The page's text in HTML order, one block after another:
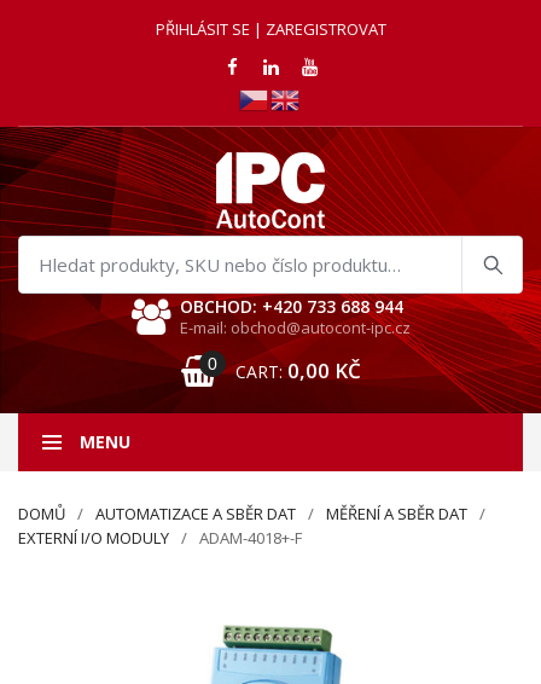
PŘIHLÁSIT SE | ZAREGISTROVAT
Hledat
produkty
OBCHOD: +420 733 688 944
E-mail: obchod@autocont-ipc.cz
0 CART: 0,00 KČ
MENU
DOMŮ AUTOMATIZACE A SBĚR DAT
MĚŘENÍ A SBĚR DAT
EXTERNÍ I/O MODULY
ADAM-4018+-F